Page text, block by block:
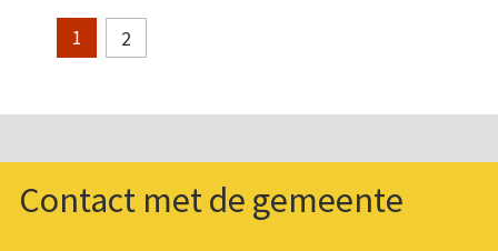
1 2
Contact met de gemeente